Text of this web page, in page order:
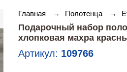
Главная → Полотенца →
Подарочный набор
хлопковая махра
Артикул: 109766